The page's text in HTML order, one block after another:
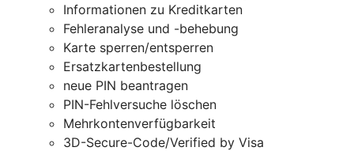
Informationen zu Kreditkarten
Fehleranalyse und -behebung
Karte sperren/entsperren
Ersatzkartenbestellung
neue PIN beantragen
PIN-Fehlversuche löschen
Mehrkontenverfügbarkeit
3D-Secure-Code/Verified by Visa